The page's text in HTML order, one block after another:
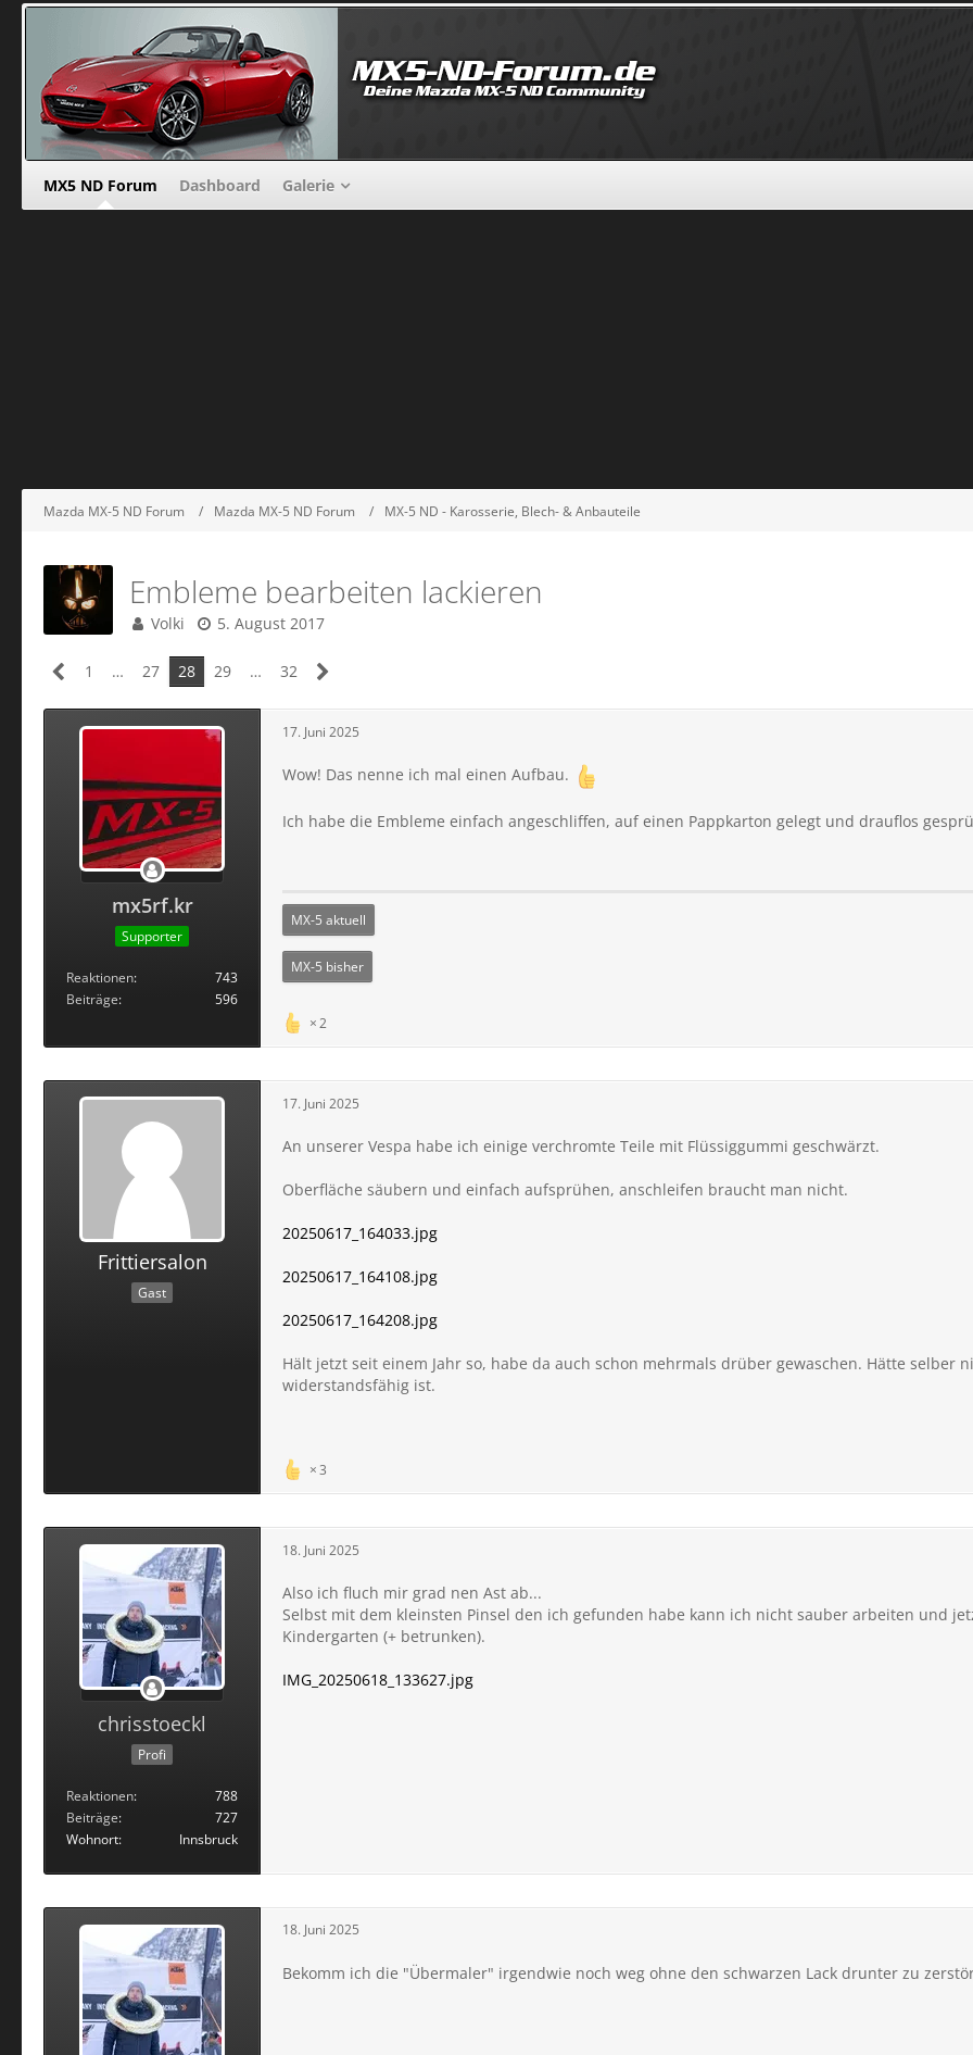
MX5 ND Forum Dashboard Galerie
Mazda MX-5 ND Forum Mazda MX-5 ND Forum MX-5 ND - Karosserie, Blech- & Anbauteile
Embleme bearbeiten lackieren
Volki 5. August 2017
1 … 27 28 29 … 32
mx5rf.kr
Supporter
Reaktionen
743
Beiträge
596
17. Juni 2025
Wow! Das nenne ich mal einen Aufbau.
Ich habe die Embleme einfach angeschliffen, auf einen Pappkarton gelegt und drauflos
MX-5 aktuell
MX-5 bisher
2
Frittiersalon
Gast
17. Juni 2025
An unserer Vespa habe ich einige verchromte Teile mit Flüssiggummi geschwärzt.
Oberfläche säubern und einfach aufsprühen, anschleifen braucht man nicht.
20250617_164033.jpg
20250617_164108.jpg
20250617_164208.jpg
Hält jetzt seit einem Jahr so, habe da auch schon mehrmals drüber gewaschen. Hätte selber
widerstandsfähig ist.
3
chrisstoeckl
Profi
Reaktionen
788
Beiträge
727
Wohnort
Innsbruck
18. Juni 2025
Also ich fluch mir grad nen Ast ab...
Selbst mit dem kleinsten Pinsel den ich gefunden habe kann ich nicht sauber arbeiten und
Kindergarten (+ betrunken).
IMG_20250618_133627.jpg
18. Juni 2025
Bekomm ich die "Übermaler" irgendwie noch weg ohne den schwarzen Lack drunter zu